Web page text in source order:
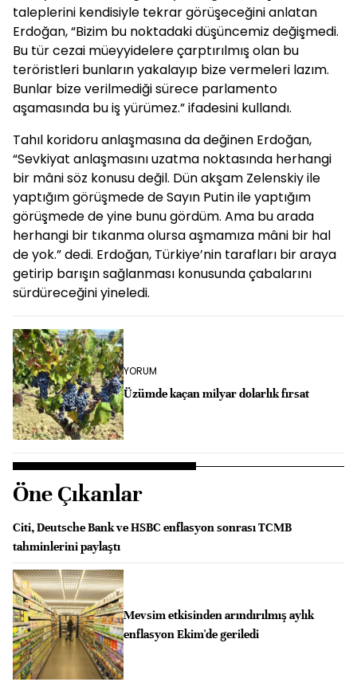
taleplerini kendisiyle tekrar görüşeceğini anlatan
Erdoğan, “Bizim bu noktadaki düşüncemiz değişmedi.
Bu tür cezai müeyyidelere çarptırılmış olan bu
teröristleri bunların yakalayıp bize vermeleri lazım.
Bunlar bize verilmediği sürece parlamento
aşamasında bu iş yürümez.” ifadesini kullandı.
Tahıl koridoru anlaşmasına da değinen Erdoğan,
“Sevkiyat anlaşmasını uzatma noktasında herhangi
bir mâni söz konusu değil. Dün akşam Zelenskiy ile
yaptığım görüşmede de Sayın Putin ile yaptığım
görüşmede de yine bunu gördüm. Ama bu arada
herhangi bir tıkanma olursa aşmamıza mâni bir hal
de yok.” dedi. Erdoğan, Türkiye’nin tarafları bir araya
getirip barışın sağlanması konusunda çabalarını
sürdüreceğini yineledi.
YORUM
Üzümde kaçan milyar dolarlık fırsat
Öne Çıkanlar
Citi, Deutsche Bank ve HSBC enflasyon sonrası TCMB
tahminlerini paylaştı
Mevsim etkisinden arındırılmış aylık
enflasyon Ekim'de geriledi